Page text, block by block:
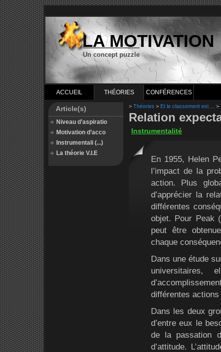
LA MOTIVATION
Un concept puzzle
ACCUEIL THÉORIES CONFÉRENCES
Article(s)
Niveau d’aspiratio
Motivation d’acco
Instrumentali (...)
La théorie V.I.E
> Théories > Et le classement est ... >
Relation
Instrumentalité
En 1955, Helen
l’impact de la
action. Plus
d’apprécier la
différentes
objet. Pour Peak
peut être
chaque
Dans une étude
universitaires,
différentes
Dans les deux
d’entre eux le
de la passation
d’attitude.